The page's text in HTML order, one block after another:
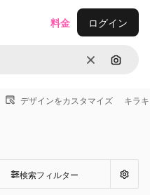
消去 画像で
料金 ログイン
デザインをカスタマイズ キラ
検索フィルター